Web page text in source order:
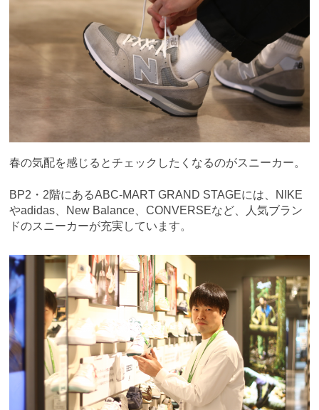
春の気配を感じるとチェックしたくなるのがスニーカー。
BP2・2階にあるABC-MART GRAND STAGEには、NIKE
やadidas、New Balance、CONVERSEなど、人気ブラン
ドのスニーカーが充実しています。